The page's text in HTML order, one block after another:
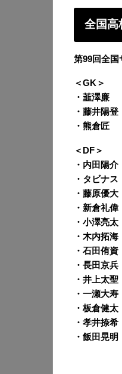
全国高
第99回全国
＜GK＞
・韮澤
・藤井陽
・熊倉
＜DF＞
・内田陽
・タビナ
・藤原優
・新倉礼
・小澤亮
・木内拓
・石田侑
・長田京
・井上太
・一瀬大
・板倉健
・孝井捺
・飯田晃